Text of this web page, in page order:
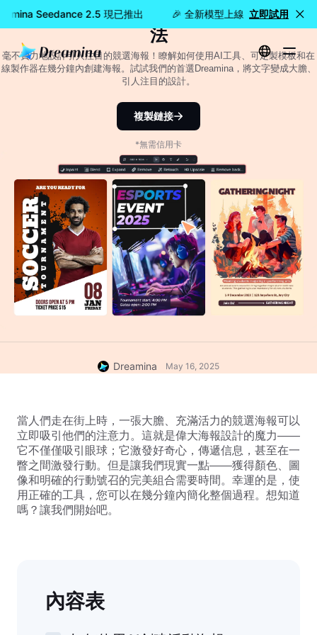
Seedance 2.5 現已推出 🎉 全新模型上線：Dreamina
立即試用
競選海報設計指南：3種方法、技巧和想
法
毫不費力地設計引人注目的競選海報！瞭解如何使用AI工具、可定製模板和在
線製作器在幾分鐘內創建海報。試試我們的首選Dreamina，將文字變成大膽、
引人注目的設計。
複製鏈接
*無需信用卡
Dreamina May 16, 2025
當人們走在街上時，一張大膽、充滿活力的競選海報可以
立即吸引他們的注意力。這就是偉大海報設計的魔力——
它不僅僅吸引眼球；它激發好奇心，傳遞信息，甚至在一
瞥之間激發行動。但是讓我們現實一點——獲得顏色、圖
像和明確的行動號召的完美組合需要時間。幸運的是，使
用正確的工具，您可以在幾分鐘內簡化整個過程。想知道
嗎？讓我們開始吧。
內容表